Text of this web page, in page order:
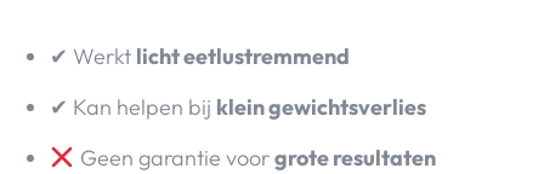
✔ Werkt licht eetlustremmend
✔ Kan helpen bij klein gewichtsverlies
Geen garantie voorgrote resultaten